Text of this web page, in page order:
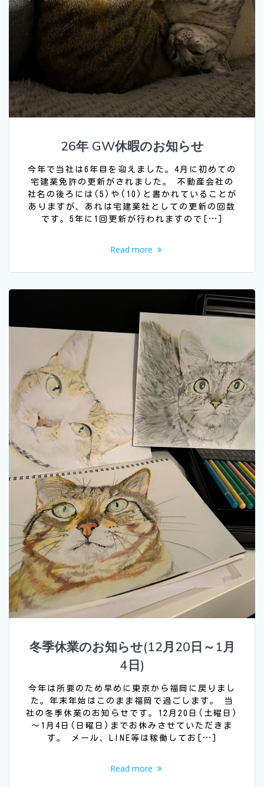
26年 GW休暇のお知らせ
今年で当社は6年目を迎えました。4月に初めての
宅建業免許の更新がされました。 不動産会社の
社名の後ろには(5)や(10)と書かれていることが
ありますが、あれは宅建業社としての更新の回数
です。5年に1回更新が行われますので[…]
Read more
冬季休業のお知らせ(12月20日～1月
4日)
今年は所要のため早めに東京から福岡に戻りまし
た。年末年始はこのまま福岡で過ごします。 当
社の冬季休業のお知らせです。12月20日(土曜日)
～1月4日(日曜日)までお休みさせていただきま
す。 メール、LINE等は稼働してお[…]
Read more